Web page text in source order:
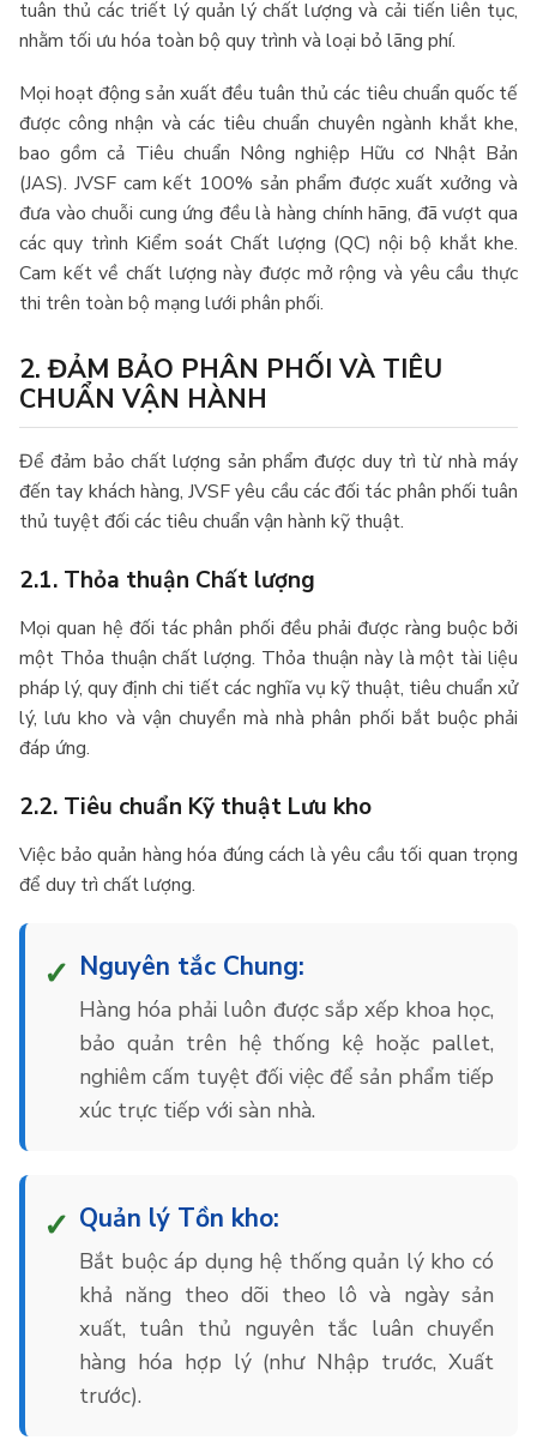
tuân thủ các triết lý quản lý chất lượng và cải tiến liên tục,
nhằm tối ưu hóa toàn bộ quy trình và loại bỏ lãng phí.
Mọi hoạt động sản xuất đều tuân thủ các tiêu chuẩn quốc tế
được công nhận và các tiêu chuẩn chuyên ngành khắt khe,
bao gồm cả Tiêu chuẩn Nông nghiệp Hữu cơ Nhật Bản
(JAS). JVSF cam kết 100% sản phẩm được xuất xưởng và
đưa vào chuỗi cung ứng đều là hàng chính hãng, đã vượt qua
các quy trình Kiểm soát Chất lượng (QC) nội bộ khắt khe.
Cam kết về chất lượng này được mở rộng và yêu cầu thực
thi trên toàn bộ mạng lưới phân phối.
2. ĐẢM BẢO PHÂN PHỐI VÀ TIÊU
CHUẨN VẬN HÀNH
Để đảm bảo chất lượng sản phẩm được duy trì từ nhà máy
đến tay khách hàng, JVSF yêu cầu các đối tác phân phối tuân
thủ tuyệt đối các tiêu chuẩn vận hành kỹ thuật.
2.1. Thỏa thuận Chất lượng
Mọi quan hệ đối tác phân phối đều phải được ràng buộc bởi
một Thỏa thuận chất lượng. Thỏa thuận này là một tài liệu
pháp lý, quy định chi tiết các nghĩa vụ kỹ thuật, tiêu chuẩn xử
lý, lưu kho và vận chuyển mà nhà phân phối bắt buộc phải
đáp ứng.
2.2. Tiêu chuẩn Kỹ thuật Lưu kho
Việc bảo quản hàng hóa đúng cách là yêu cầu tối quan trọng
để duy trì chất lượng.
Nguyên tắc Chung:
Hàng hóa phải luôn được sắp xếp khoa học,
bảo quản trên hệ thống kệ hoặc pallet,
nghiêm cấm tuyệt đối việc để sản phẩm tiếp
xúc trực tiếp với sàn nhà.
Quản lý Tồn kho:
Bắt buộc áp dụng hệ thống quản lý kho có
khả năng theo dõi theo lô và ngày sản
xuất, tuân thủ nguyên tắc luân chuyển
hàng hóa hợp lý (như Nhập trước, Xuất
trước).